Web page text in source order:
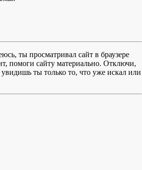
ты просматривал сайт в браузере
помоги сайту материально. Отключи,
ты только то, что уже искал или